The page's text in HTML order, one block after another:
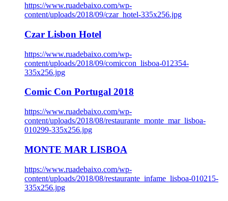
https://www.ruadebaixo.com/wp-
content/uploads/2018/09/czar_hotel-335x256.jpg
Czar Lisbon Hotel
https://www.ruadebaixo.com/wp-
content/uploads/2018/09/comiccon_lisboa-012354-
335x256.jpg
Comic Con Portugal 2018
https://www.ruadebaixo.com/wp-
content/uploads/2018/08/restaurante_monte_mar_lisboa-
010299-335x256.jpg
MONTE MAR LISBOA
https://www.ruadebaixo.com/wp-
content/uploads/2018/08/restaurante_infame_lisboa-010215-
335x256.jpg